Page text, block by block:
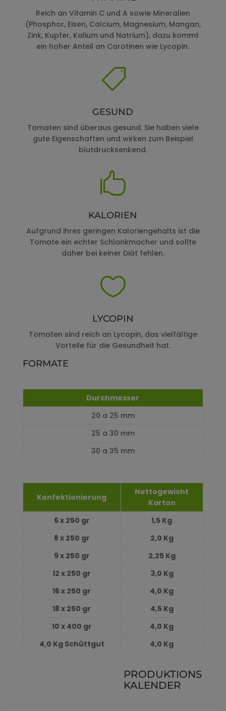
Reich an Vitamin C und A sowie Mineralien
(Phosphor, Eisen, Calcium, Magnesium, Mangan,
Zink, Kupfer, Kalium und Natrium), dazu kommt
ein hoher Anteil an Carotinen wie Lycopin.

GESUND
Tomaten sind überaus gesund. Sie haben viele
gute Eigenschaften und wirken zum Beispiel
blutdrucksenkend.

KALORIEN
Aufgrund ihres geringen Kaloriengehalts ist die
Tomate ein echter Schlankmacher und sollte
daher bei keiner Diät fehlen.

LYCOPIN
Tomaten sind reich an Lycopin, das vielfältige
Vorteile für die Gesundheit hat.
FORMATE
Durchmesser
20 a 25 mm
25 a 30 mm
30 a 35 mm
Konfektionierung
Nettogewicht
Karton
6 x 250 gr
1,5 Kg
8 x 250 gr
2,0 Kg
9 x 250 gr
2,25 Kg
12 x 250 gr
3,0 Kg
16 x 250 gr
4,0 Kg
18 x 250 gr
4,5 Kg
10 x 400 gr
4,0 Kg
4,0 Kg Schüttgut 4,0 Kg
PRODUKTIONS
KALENDER